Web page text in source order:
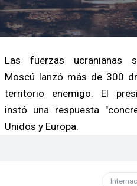
Las fuerzas ucranianas
Moscú lanzó más de 300
territorio enemigo. El
instó una respuesta
Unidos y Europa.